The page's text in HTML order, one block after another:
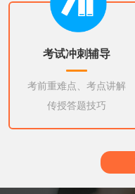
考试冲刺辅导
考前重难点、考点讲解
传授答题技巧